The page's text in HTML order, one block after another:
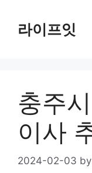
content라이프잇
충주
이사
2024-02-03 by